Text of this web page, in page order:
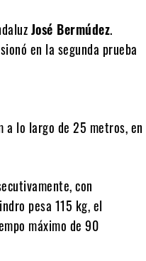
José Bermúdez.
en la segunda prueba
a lo largo de 25 metros, en
con
pesa 115 kg, el
máximo de 90